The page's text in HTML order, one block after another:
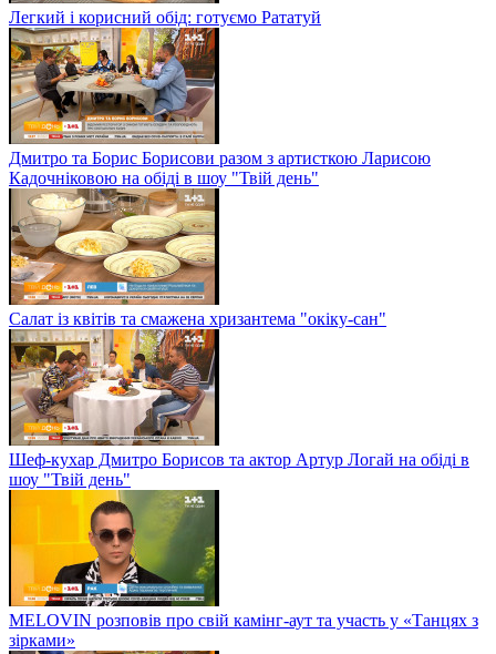
Легкий і корисний обід: готуємо Рататуй
Дмитро та Борис Борисови разом з артисткою Ларисою
Кадочніковою на обіді в шоу "Твій день"
Салат із квітів та смажена хризантема "окіку-сан"
Шеф-кухар Дмитро Борисов та актор Артур Логай на обіді в
шоу "Твій день"
MELOVIN розповів про свій камінг-аут та участь у «Танцях з
зірками»